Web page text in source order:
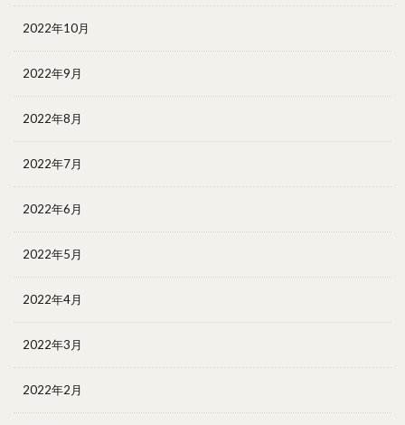
2022年10月
2022年9月
2022年8月
2022年7月
2022年6月
2022年5月
2022年4月
2022年3月
2022年2月